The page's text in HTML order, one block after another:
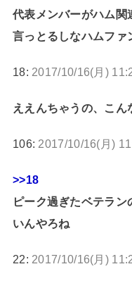
代表メンバーがハム関
言っとるしなハムファ
18: 2017/10/16(月)
ええんちゃうの、こん
106: 2017/10/16(月)
>>18
ピーク過ぎたベテラ
いんやろね
22: 2017/10/16(月)